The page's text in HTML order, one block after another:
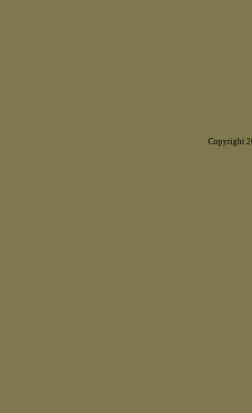
Copyright